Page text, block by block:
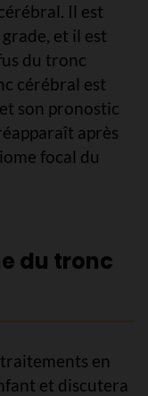
Il est
et il est
du tronc
cérébral est
son pronostic
après
focal du
du tronc
traitements en
et discutera